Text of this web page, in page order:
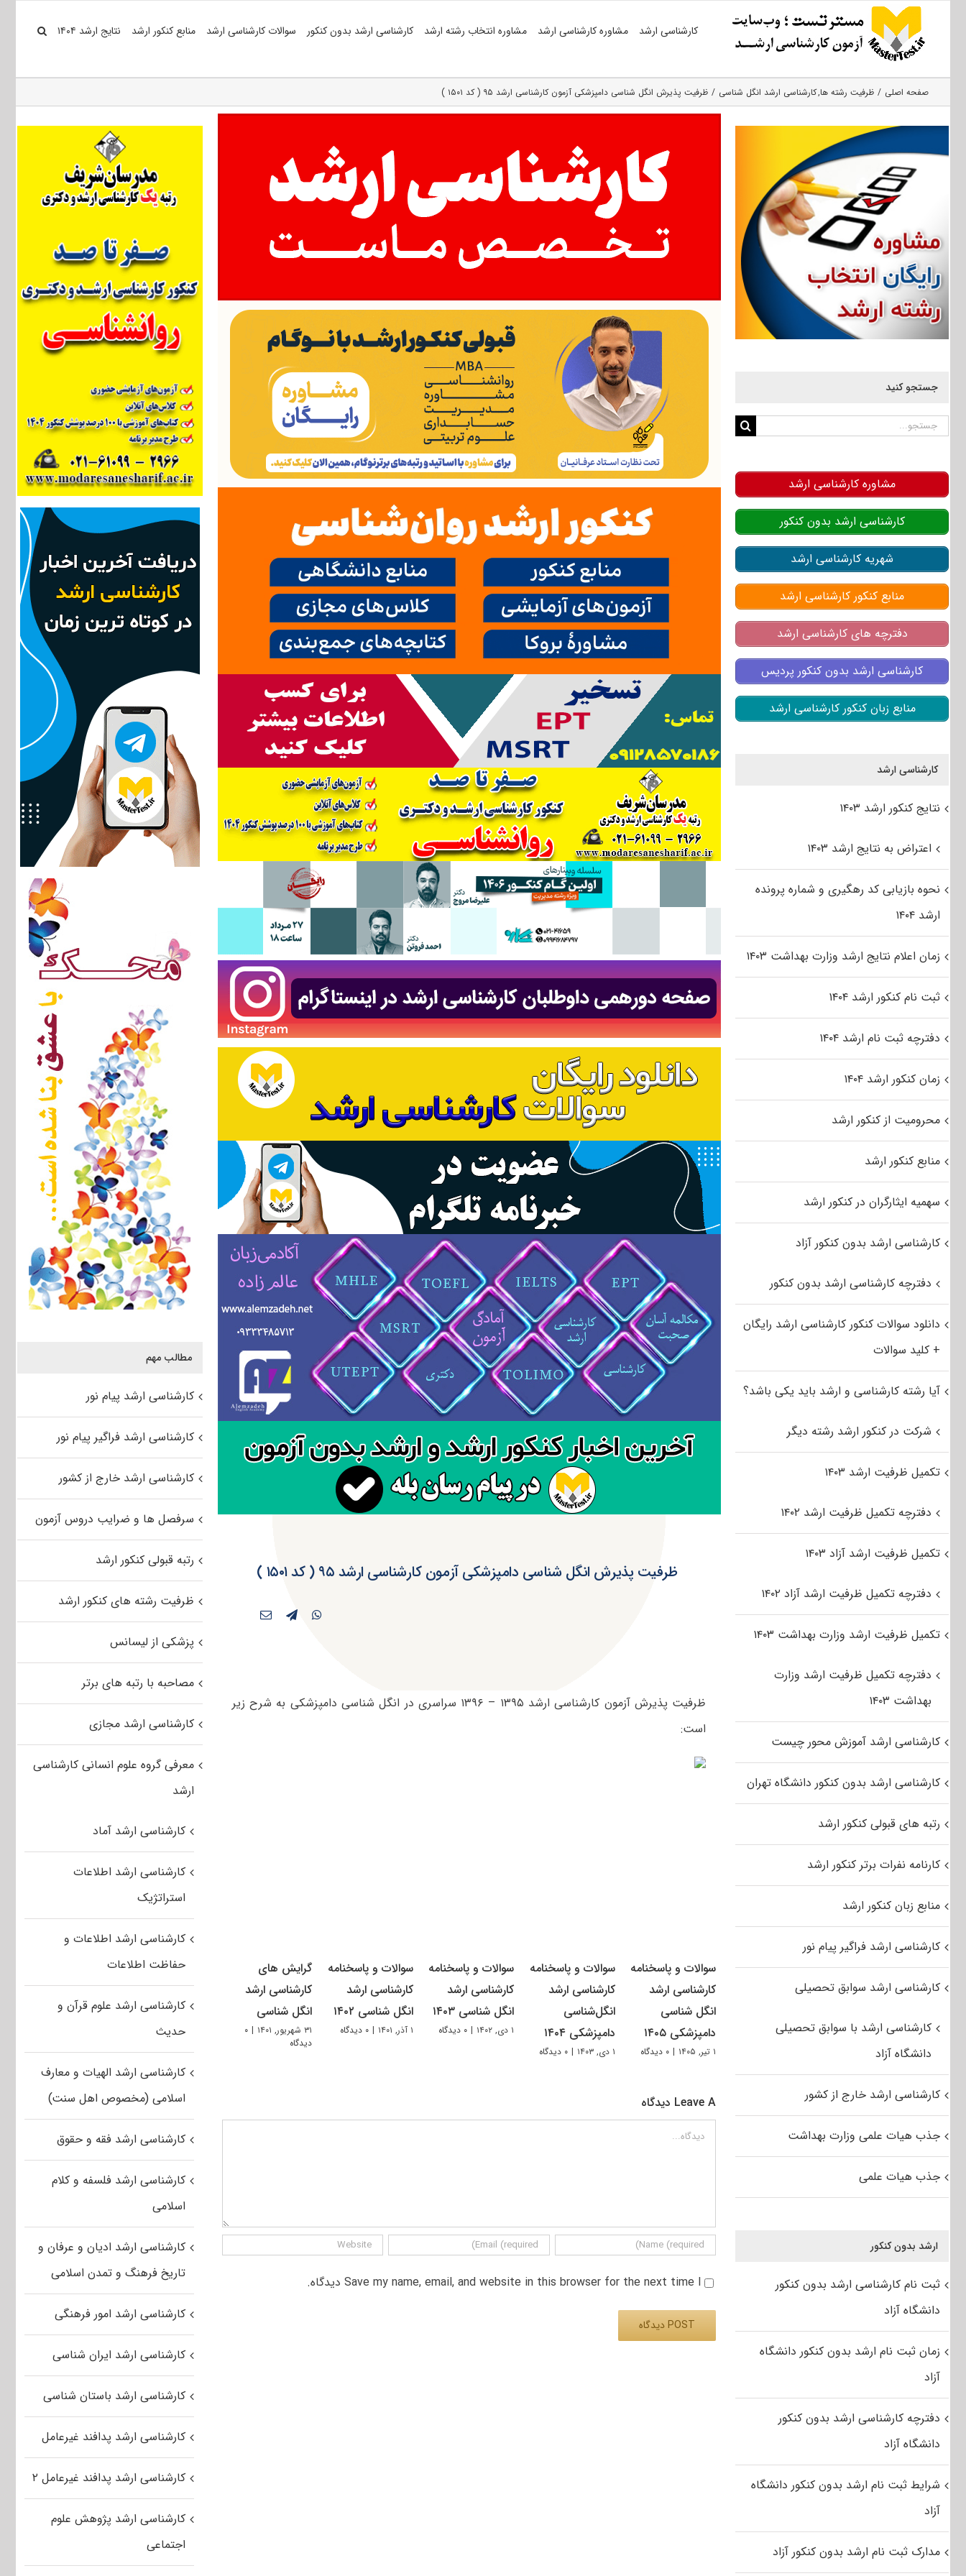
کارشناسی ارشد مشاوره کارشناسی ارشد مشاوره انتخاب رشته ارشد کارشناسی ارشد بدون کنکور سوالات کارشناسی ارشد منابع کنکور ارشد نتایج ارشد ۱۴۰۴
صفحه اصلی ظرفیت رشته ها کارشناسی ارشد انگل شناسی ظرفیت پذیرش انگل شناسی دامپزشکی آزمون کارشناسی ارشد ۹۵ ( کد ۱۵۰۱ )
ظرفیت پذیرش انگل شناسی دامپزشکی آزمون کارشناسی ارشد ۹۵ ( کد ۱۵۰۱ )
ظرفیت پذیرش آزمون کارشناسی ارشد ۱۳۹۵ – ۱۳۹۶ سراسری در انگل شناسی دامپزشکی به شرح زیر
است:
سوالات و پاسخنامه
کارشناسی ارشد
انگل شناسی
دامپزشکی ۱۴۰۵
۱ تیر, ۱۴۰۵ | ۰ دیدگاه
سوالات و پاسخنامه
کارشناسی ارشد
انگل‌شناسی
دامپزشکی ۱۴۰۴
۱ دی, ۱۴۰۳ | ۰ دیدگاه
سوالات و پاسخنامه
کارشناسی ارشد
انگل شناسی ۱۴۰۳
۱ دی, ۱۴۰۲ | ۰ دیدگاه
سوالات و پاسخنامه
کارشناسی ارشد
انگل شناسی ۱۴۰۲
۱ آذر, ۱۴۰۱ | ۰ دیدگاه
گرایش های
کارشناسی ارشد
انگل شناسی
۳۱ شهریور, ۱۴۰۱ | ۰
دیدگاه
Leave A دیدگاه
دیدگاه
Save my name, email, and website in this browser for the next time I دیدگاه.
مطالب مهم
کارشناسی ارشد پیام نور
کارشناسی ارشد فراگیر پیام نور
کارشناسی ارشد خارج از کشور
سرفصل ها و ضرایب دروس آزمون
رتبه قبولی کنکور ارشد
ظرفیت رشته های کنکور ارشد
پزشکی از لیسانس
مصاحبه با رتبه های برتر
کارشناسی ارشد مجازی
معرفی گروه علوم انسانی کارشناسی
ارشد
کارشناسی ارشد آماد
کارشناسی ارشد اطلاعات
استراتژیک
کارشناسی ارشد اطلاعات و
حفاظت اطلاعات
کارشناسی ارشد علوم قرآن و
حدیث
کارشناسی ارشد الهیات و معارف
اسلامی (مخصوص اهل سنت)
کارشناسی ارشد فقه و حقوق
کارشناسی ارشد فلسفه و کلام
اسلامی
کارشناسی ارشد ادیان و عرفان و
تاریخ فرهنگ و تمدن اسلامی
کارشناسی ارشد امور فرهنگی
کارشناسی ارشد ایران شناسی
کارشناسی ارشد باستان شناسی
کارشناسی ارشد پدافند غیرعامل
کارشناسی ارشد پدافند غیرعامل ۲
کارشناسی ارشد پژوهش علوم
اجتماعی
جستجو کنید
جستجو
مشاوره کارشناسی ارشد
کارشناسی ارشد بدون کنکور
شهریه کارشناسی ارشد
منابع کنکور کارشناسی ارشد
دفترچه های کارشناسی ارشد
کارشناسی ارشد بدون کنکور پردیس
منابع زبان کنکور کارشناسی ارشد
کارشناسی ارشد
نتایج کنکور ارشد ۱۴۰۳
اعتراض به نتایج ارشد ۱۴۰۳
نحوه بازیابی کد رهگیری و شماره پرونده
ارشد ۱۴۰۴
زمان اعلام نتایج ارشد وزارت بهداشت ۱۴۰۳
ثبت نام کنکور ارشد ۱۴۰۴
دفترچه ثبت نام ارشد ۱۴۰۴
زمان کنکور ارشد ۱۴۰۴
محرومیت از کنکور ارشد
منابع کنکور ارشد
سهمیه ایثارگران در کنکور ارشد
کارشناسی ارشد بدون کنکور آزاد
دفترچه کارشناسی ارشد بدون کنکور
دانلود سوالات کنکور کارشناسی ارشد رایگان
+ کلید سوالات
آیا رشته کارشناسی و ارشد باید یکی باشد؟
شرکت در کنکور ارشد رشته دیگر
تکمیل ظرفیت ارشد ۱۴۰۳
دفترچه تکمیل ظرفیت ارشد ۱۴۰۲
تکمیل ظرفیت ارشد آزاد ۱۴۰۳
دفترچه تکمیل ظرفیت ارشد آزاد ۱۴۰۲
تکمیل ظرفیت ارشد وزارت بهداشت ۱۴۰۳
دفترچه تکمیل ظرفیت ارشد وزارت
بهداشت ۱۴۰۳
کارشناسی ارشد آموزش محور چیست
کارشناسی ارشد بدون کنکور دانشگاه تهران
رتبه های قبولی کنکور ارشد
کارنامه نفرات برتر کنکور ارشد
منابع زبان کنکور ارشد
کارشناسی ارشد فراگیر پیام نور
کارشناسی ارشد سوابق تحصیلی
کارشناسی ارشد با سوابق تحصیلی
دانشگاه آزاد
کارشناسی ارشد خارج از کشور
جذب هیات علمی وزارت بهداشت
جذب هیات علمی
ارشد بدون کنکور
ثبت نام کارشناسی ارشد بدون کنکور
دانشگاه آزاد
زمان ثبت نام ارشد بدون کنکور دانشگاه
آزاد
دفترچه کارشناسی ارشد بدون کنکور
دانشگاه آزاد
شرایط ثبت نام ارشد بدون کنکور دانشگاه
آزاد
مدارک ثبت نام ارشد بدون کنکور آزاد